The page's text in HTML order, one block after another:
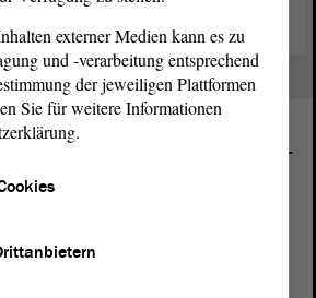
sind im Landtag von Sachsen-
externer Medien kann es zu
und -verarbeitung entsprechend
der jeweiligen Plattformen
Sie für weitere Informationen